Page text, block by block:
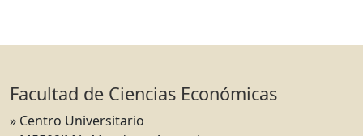
Facultad de Ciencias Económicas
» Centro Universitario